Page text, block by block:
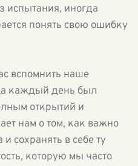
испытания, иногда
понять свою ошибку
вспомнить наше
каждый день был
открытий и
нам о том, как важно
сохранять в себе ту
которую мы часто